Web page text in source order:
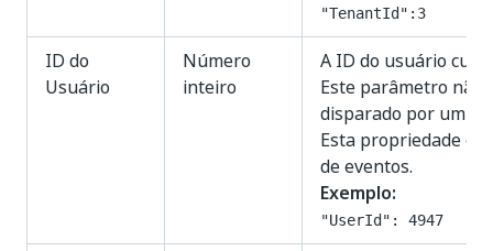
"TenantId":3
ID do
Usuário
Número
inteiro
A ID do usuário cuja
Este parâmetro não
disparado por um
Esta propriedade é
de eventos.
Exemplo:
"UserId": 4947